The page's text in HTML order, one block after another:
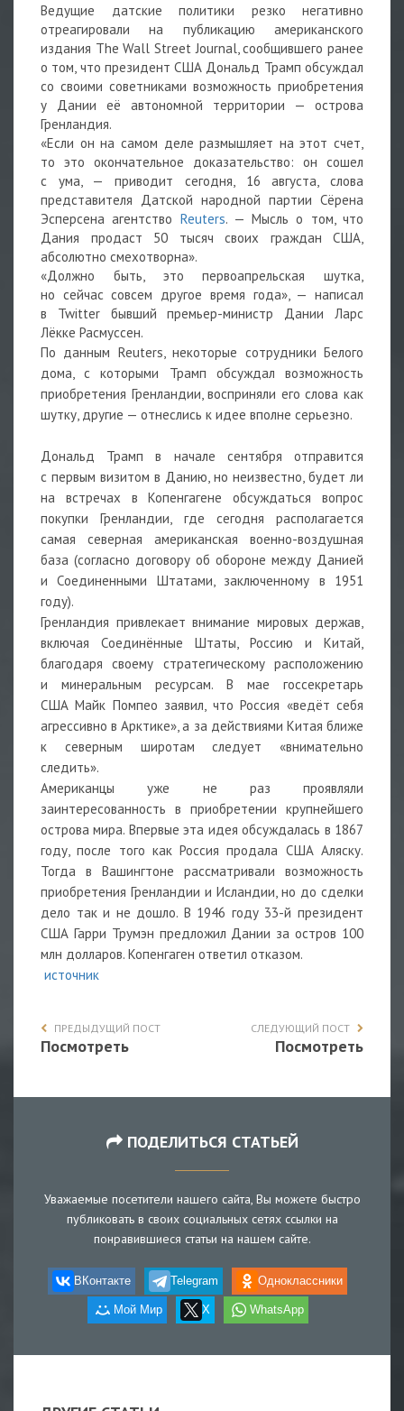
Ведущие датские политики резко негативно
отреагировали на публикацию американского
издания The Wall Street Journal, сообщившего ранее
о том, что президент США Дональд Трамп обсуждал
со своими советниками возможность приобретения
у Дании её автономной территории — острова
Гренландия.
«Если он на самом деле размышляет на этот счет,
то это окончательное доказательство: он сошел
с ума, — приводит сегодня, 16 августа, слова
представителя Датской народной партии Сёрена
Эсперсена агентство Reuters. — Мысль о том, что
Дания продаст 50 тысяч своих граждан США,
абсолютно смехотворна».
«Должно быть, это первоапрельская шутка,
но сейчас совсем другое время года», — написал
в Twitter бывший премьер-министр Дании Ларс
Лёкке Расмуссен.
По данным Reuters, некоторые сотрудники Белого
дома, с которыми Трамп обсуждал возможность
приобретения Гренландии, восприняли его слова как
шутку, другие — отнеслись к идее вполне серьезно.
Дональд Трамп в начале сентября отправится
с первым визитом в Данию, но неизвестно, будет ли
на встречах в Копенгагене обсуждаться вопрос
покупки Гренландии, где сегодня располагается
самая северная американская военно-воздушная
база (согласно договору об обороне между Данией
и Соединенными Штатами, заключенному в 1951
году).
Гренландия привлекает внимание мировых держав,
включая Соединённые Штаты, Россию и Китай,
благодаря своему стратегическому расположению
и минеральным ресурсам. В мае госсекретарь
США Майк Помпео заявил, что Россия «ведёт себя
агрессивно в Арктике», а за действиями Китая ближе
к северным широтам следует «внимательно
следить».
Американцы уже не раз проявляли
заинтересованность в приобретении крупнейшего
острова мира. Впервые эта идея обсуждалась в 1867
году, после того как Россия продала США Аляску.
Тогда в Вашингтоне рассматривали возможность
приобретения Гренландии и Исландии, но до сделки
дело так и не дошло. В 1946 году 33-й президент
США Гарри Трумэн предложил Дании за остров 100
млн долларов. Копенгаген ответил отказом.
источник
ПРЕДЫДУЩИЙ ПОСТ
Посмотреть
СЛЕДУЮЩИЙ ПОСТ
Посмотреть
ПОДЕЛИТЬСЯ СТАТЬЕЙ
Уважаемые посетители нашего сайта, Вы можете быстро
публиковать в своих социальных сетях ссылки на
понравившиеся статьи на нашем сайте.
ВКонтакте Telegram Одноклассники
Мой Мир X WhatsApp